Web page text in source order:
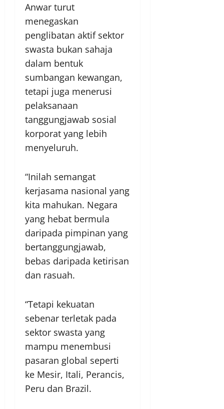
Anwar turut
menegaskan
penglibatan aktif sektor
swasta bukan sahaja
dalam bentuk
sumbangan kewangan,
tetapi juga menerusi
pelaksanaan
tanggungjawab sosial
korporat yang lebih
menyeluruh.
“Inilah semangat
kerjasama nasional yang
kita mahukan. Negara
yang hebat bermula
daripada pimpinan yang
bertanggungjawab,
bebas daripada ketirisan
dan rasuah.
“Tetapi kekuatan
sebenar terletak pada
sektor swasta yang
mampu menembusi
pasaran global seperti
ke Mesir, Itali, Perancis,
Peru dan Brazil.